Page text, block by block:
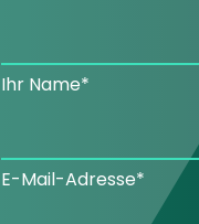
Ihr Name*
E-Mail-Adresse*